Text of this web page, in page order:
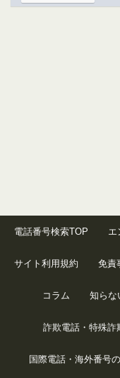
電話番号検索TOP エ
サイト利用規約 免責
コラム 知らな
詐欺電話・特殊詐
国際電話・海外番号